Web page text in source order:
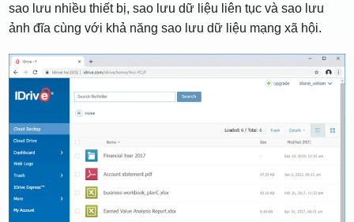
sao lưu nhiều thiết bị, sao lưu dữ liệu liên tục và sao lưu
ảnh đĩa cùng với khả năng sao lưu dữ liệu mạng xã hội.